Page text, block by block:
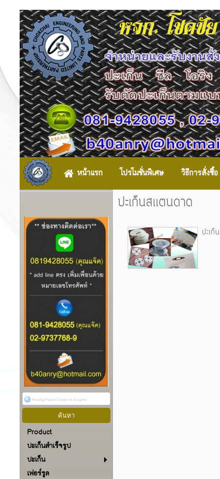
หจก. โชคชั
หน้าแรก โปรโมชั่นพิเศษ วิธีการสั่งซื้อ
Product
ปะเก็นสำเร็จรูป
ปะเก็น
เฟอร์รูล
ปะเก็นสเเตนดาด
ปะเก็